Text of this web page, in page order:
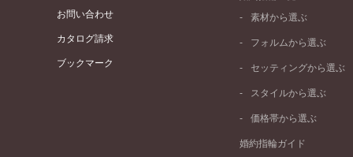
お問い合わせ
カタログ請求
ブックマーク
素材から選ぶ
プラチナ
ピンクゴールド
ペールブラウンゴール
フォルムから選ぶ
ストレートライン
V字ライン
セッティングから選ぶ
ソリテール
ダブルサイドメレ
ラインメレ
スタイルから選ぶ
シンプル
モード
価格帯から選ぶ
50万円台～
婚約指輪ガイド